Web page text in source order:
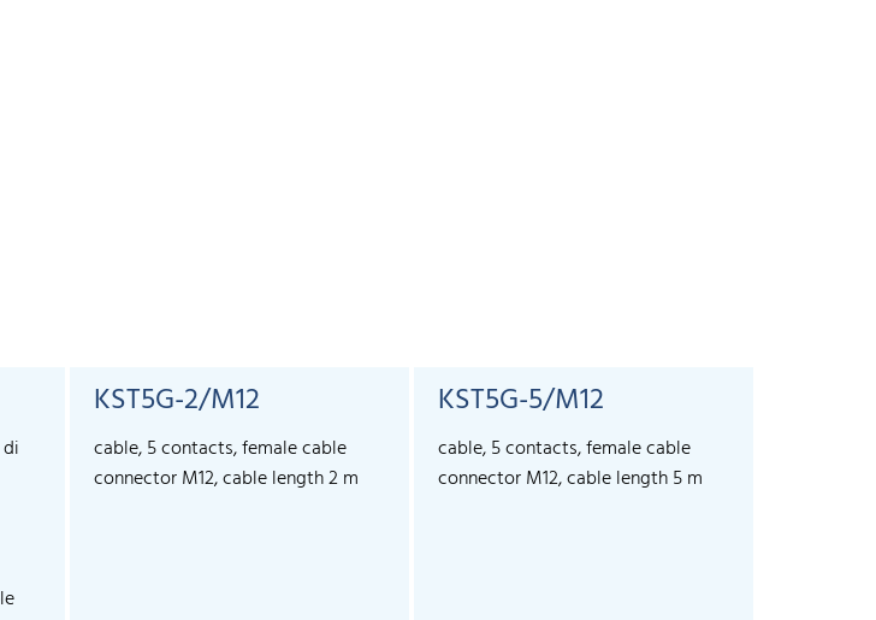
KST5G-2/M12
cable, 5 contacts, female cable
connector M12, cable length 2 m
KST5G-5/M12
cable, 5 contacts, female cable
connector M12, cable length 5 m